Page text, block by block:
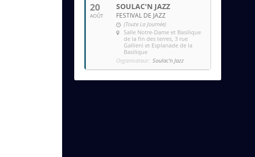
20
AOÛT
SOULAC'N JAZZ
FESTIVAL DE JAZZ
(Toute La Journée)
Salle Notre-Dame et Basilique
de la fin des terres , 3 rue
Gallieni et Esplanade de la
Basilique
Organisateur: Soulac'n Jazz